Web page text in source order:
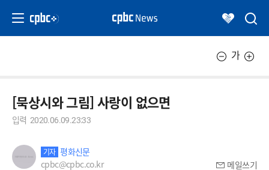
가
[묵상시와 그림] 사랑이 없으면
입력 2020.06.09.23:33
기자 평화신문
cpbc@cpbc.co.kr
메일쓰기